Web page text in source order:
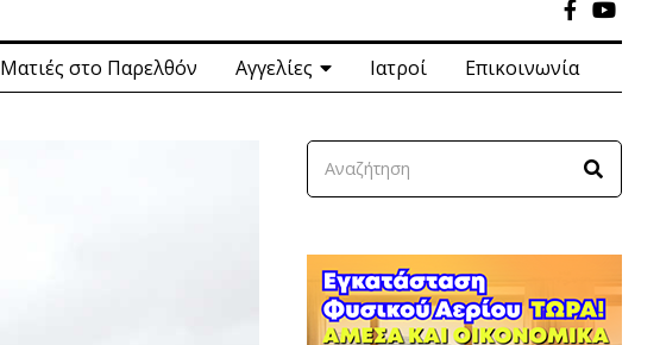
Ματιές στο Παρελθόν Αγγελίες Ιατροί Επικοινωνία